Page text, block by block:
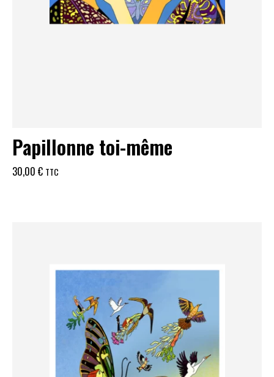
Papillonne toi-même
30,00 € TTC